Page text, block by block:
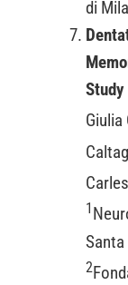
di
Study
Giulia
1
Santa
2